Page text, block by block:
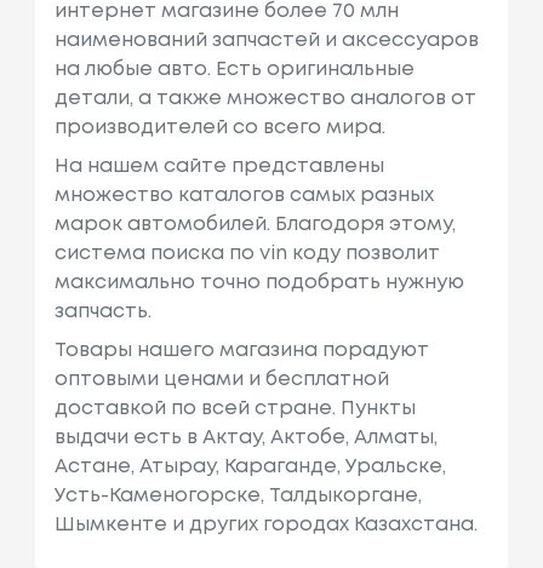
интернет магазине более 70 млн
наименований запчастей и аксессуаров
на любые авто. Есть оригинальные
детали, а также множество аналогов от
производителей со всего мира.
На нашем сайте представлены
множество каталогов самых разных
марок автомобилей. Благодоря этому,
система поиска по vin коду позволит
максимально точно подобрать нужную
запчасть.
Товары нашего магазина порадуют
оптовыми ценами и бесплатной
доставкой по всей стране. Пункты
выдачи есть в Актау, Актобе, Алматы,
Астане, Атырау, Караганде, Уральске,
Усть-Каменогорске, Талдыкоргане,
Шымкенте и других городах Казахстана.